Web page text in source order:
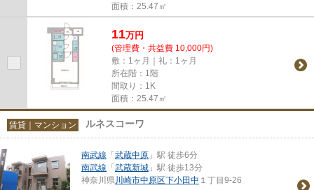
面積：25.47㎡
11万円
(管理費・共益費 10,000円)
敷：1ヶ月｜礼：1ヶ月
所在階：1階
間取り：1K
面積：25.47㎡
賃貸｜マンション ルネスコーワ
南武線 「武蔵中原 」駅 徒歩6分
南武線 「武蔵新城 」駅 徒歩13分
神奈川県川崎市中原区下小田中 １丁目9-26